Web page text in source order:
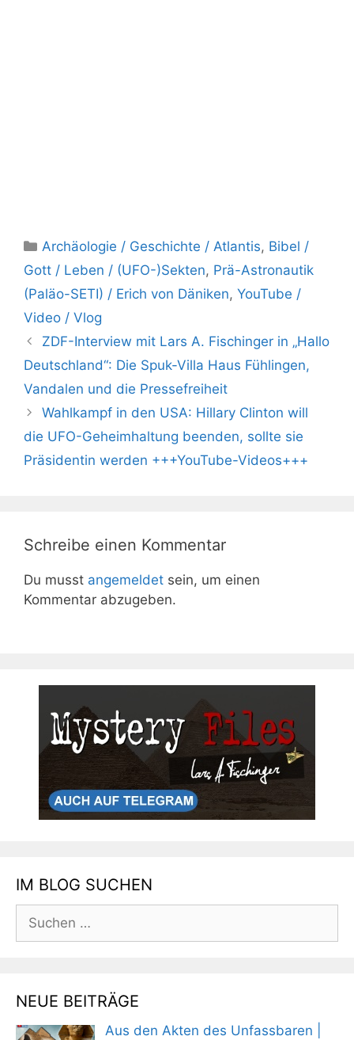
Kategorien
Archäologie / Geschichte / Atlantis, Bibel /
Gott / Leben / (UFO-)Sekten, Prä-Astronautik
(Paläo-SETI) / Erich von Däniken, YouTube /
Video / Vlog
ZDF-Interview mit Lars A. Fischinger in „Hallo
Deutschland“: Die Spuk-Villa Haus Fühlingen,
Vandalen und die Pressefreiheit
Wahlkampf in den USA: Hillary Clinton will
die UFO-Geheimhaltung beenden, sollte sie
Präsidentin werden +++YouTube-Videos+++
Schreibe einen Kommentar
Du musst angemeldet sein, um einen
Kommentar abzugeben.
IM BLOG SUCHEN
Suchen
nach:
NEUE BEITRÄGE
Aus den Akten des Unfassbaren |